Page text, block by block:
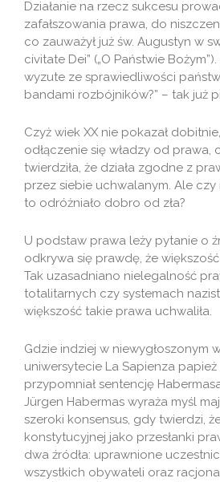
Działanie na rzecz sukcesu
zafałszowania prawa, do
co zauważył już św. Augustyn w
civitate Dei” („O Państwie
wyzute ze sprawiedliwości
bandami rozbójników?” – tak już
Czyż wiek XX nie pokazał
odłączenie się władzy od prawa,
twierdziła, że działa zgodne z
przez siebie uchwalanym. Ale
to odróżniało dobro od zła?
U podstaw prawa leży pytanie o
odkrywa się prawdę, że
Tak uzasadniano nielegalność
totalitarnych czy systemach
większość takie prawa uchwaliła.
Gdzie indziej w niewygłoszonym
uniwersytecie La Sapienza papież
przypomniał sentencję
Jürgen Habermas wyraża myśl
szeroki konsensus, gdy twierdzi,
konstytucyjnej jako przesłanki
dwa źródła: uprawnione
wszystkich obywateli oraz